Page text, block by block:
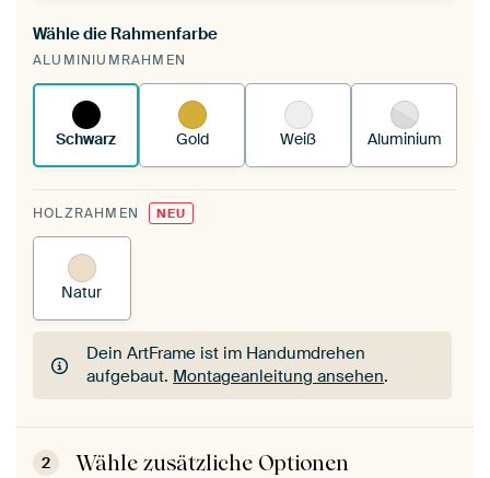
Du spannst einen wechselbaren Textiltuch in
deinen vorhandenen ArtFrame™.
funktioniert es.
Wähle die Rahmenfarbe
ALUMINIUMRAHMEN
Schwarz Gold Weiß Aluminium
HOLZRAHMEN NEU
Natur
Dein ArtFrame ist im Handumdrehen
aufgebaut. Montageanleitung ansehen.
Dein ArtFrame ist im Handumdrehen
aufgebaut.Montageanleitung ansehen
2 Wähle zusätzliche Optionen